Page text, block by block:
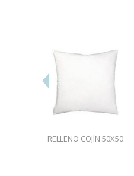
RELLENO COJÍN 50X50